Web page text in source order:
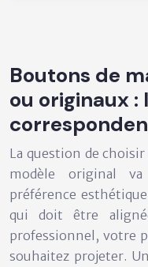
Boutons de
ou originaux :
La question de
modèle original
préférence
qui doit être
professionnel, votre
souhaitez projeter.